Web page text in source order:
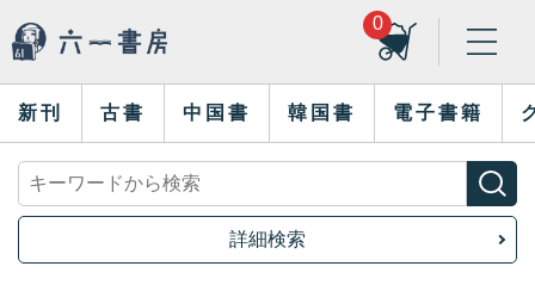
0
新刊 古書 中国書 韓国書 電子書籍
詳細検索